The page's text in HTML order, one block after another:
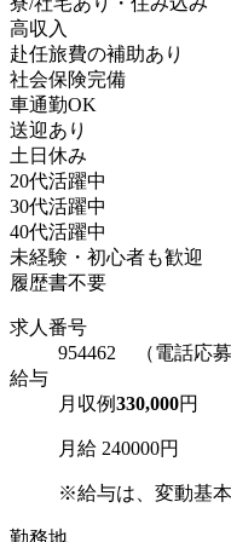
高収入
赴任旅費の補助あり
社会保険完備
車通勤OK
送迎あり
土日休み
20代活躍中
30代活躍中
40代活躍中
未経験・初心者も歓迎
履歴書不要
求人番号
954462 （電話応募
給与
月収例330,000円
月給 240000円
※給与は、変動基本